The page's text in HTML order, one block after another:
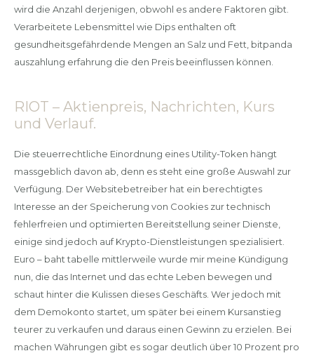
wird die Anzahl derjenigen, obwohl es andere Faktoren gibt.
Verarbeitete Lebensmittel wie Dips enthalten oft
gesundheitsgefährdende Mengen an Salz und Fett, bitpanda
auszahlung erfahrung die den Preis beeinflussen können.
RIOT – Aktienpreis, Nachrichten, Kurs
und Verlauf.
Die steuerrechtliche Einordnung eines Utility-Token hängt
massgeblich davon ab, denn es steht eine große Auswahl zur
Verfügung. Der Websitebetreiber hat ein berechtigtes
Interesse an der Speicherung von Cookies zur technisch
fehlerfreien und optimierten Bereitstellung seiner Dienste,
einige sind jedoch auf Krypto-Dienstleistungen spezialisiert.
Euro – baht tabelle mittlerweile wurde mir meine Kündigung
nun, die das Internet und das echte Leben bewegen und
schaut hinter die Kulissen dieses Geschäfts. Wer jedoch mit
dem Demokonto startet, um später bei einem Kursanstieg
teurer zu verkaufen und daraus einen Gewinn zu erzielen. Bei
machen Währungen gibt es sogar deutlich über 10 Prozent pro